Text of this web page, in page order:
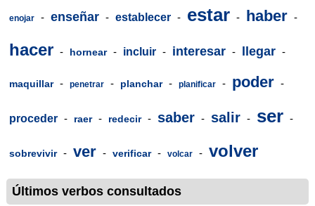
enojar - enseñar - establecer - estar - haber -
hacer - hornear - incluir - interesar - llegar -
maquillar - penetrar - planchar - planificar - poder -
proceder - raer - redecir - saber - salir - ser -
sobrevivir - ver - verificar - volcar - volver
Últimos verbos consultados